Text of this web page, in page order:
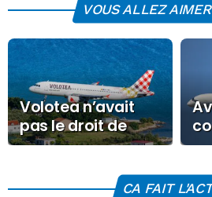
VOUS ALLEZ
Volotea n’avait
pas le droit de
changer le prix de
CA FAIT